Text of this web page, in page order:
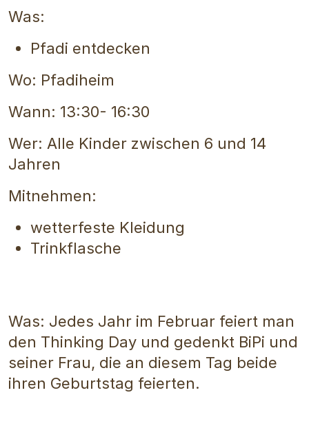
Was:
Pfadi entdecken
Wo: Pfadiheim
Wann: 13:30- 16:30
Wer: Alle Kinder zwischen 6 und 14
Jahren
Mitnehmen:
wetterfeste Kleidung
Trinkflasche
Was: Jedes Jahr im Februar feiert man
den Thinking Day und gedenkt BiPi und
seiner Frau, die an diesem Tag beide
ihren Geburtstag feierten.